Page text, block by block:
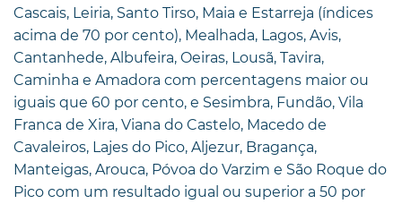
Cascais, Leiria, Santo Tirso, Maia e Estarreja (índices
acima de 70 por cento), Mealhada, Lagos, Avis,
Cantanhede, Albufeira, Oeiras, Lousã, Tavira,
Caminha e Amadora com percentagens maior ou
iguais que 60 por cento, e Sesimbra, Fundão, Vila
Franca de Xira, Viana do Castelo, Macedo de
Cavaleiros, Lajes do Pico, Aljezur, Bragança,
Manteigas, Arouca, Póvoa do Varzim e São Roque do
Pico com um resultado igual ou superior a 50 por